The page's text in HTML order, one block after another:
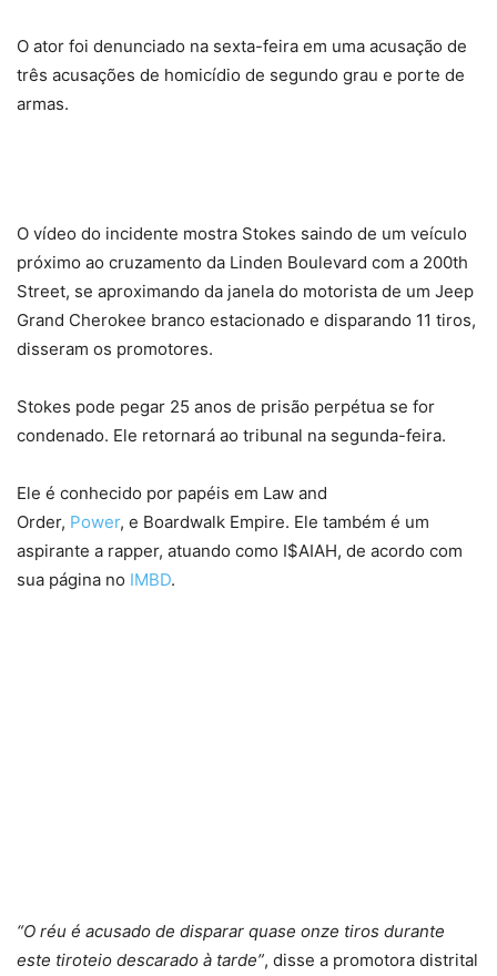
O ator foi denunciado na sexta-feira em uma acusação de
três acusações de homicídio de segundo grau e porte de
armas.
O vídeo do incidente mostra Stokes saindo de um veículo
próximo ao cruzamento da Linden Boulevard com a 200th
Street, se aproximando da janela do motorista de um Jeep
Grand Cherokee branco estacionado e disparando 11 tiros,
disseram os promotores.
Stokes pode pegar 25 anos de prisão perpétua se for
condenado. Ele retornará ao tribunal na segunda-feira.
Ele é conhecido por papéis em Law and
Order, Power, e Boardwalk Empire. Ele também é um
aspirante a rapper, atuando como I$AIAH, de acordo com
sua página no IMBD.
“O réu é acusado de disparar quase onze tiros durante
este tiroteio descarado à tarde”, disse a promotora distrital